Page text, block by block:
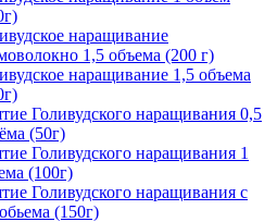
наращивание
1,5 объема (200 г)
наращивание 1,5 объема
Голивудского наращивания 0,5
(50г)
Голивудского наращивания 1
(100г)
Голивудского наращивания с
(150г)